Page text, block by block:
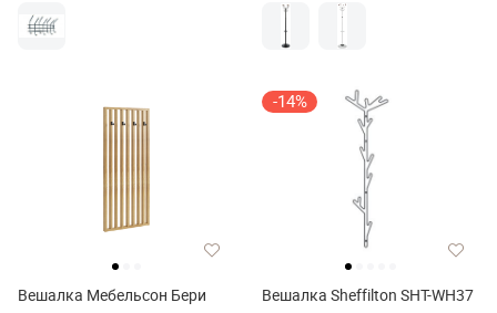
Вешалка Мебельсон Бери
-14%
Вешалка Sheffilton SHT-WH37